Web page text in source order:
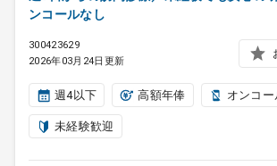
ンコールなし
300423629
2026年03月24日更新
週4以下 高額年俸 オンコー
未経験歓迎